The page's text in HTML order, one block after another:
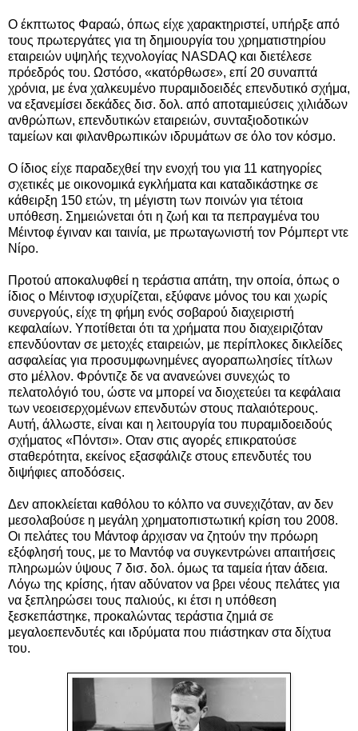
Ο έκπτωτος Φαραώ, όπως είχε χαρακτηριστεί, υπήρξε από
τους πρωτεργάτες για τη δημιουργία του χρηματιστηρίου
εταιρειών υψηλής τεχνολογίας NASDAQ και διετέλεσε
πρόεδρός του. Ωστόσο, «κατόρθωσε», επί 20 συναπτά
χρόνια, με ένα χαλκευμένο πυραμιδοειδές επενδυτικό σχήμα,
να εξανεμίσει δεκάδες δισ. δολ. από αποταμιεύσεις χιλιάδων
ανθρώπων, επενδυτικών εταιρειών, συνταξιοδοτικών
ταμείων και φιλανθρωπικών ιδρυμάτων σε όλο τον κόσμο.
Ο ίδιος είχε παραδεχθεί την ενοχή του για 11 κατηγορίες
σχετικές με οικονομικά εγκλήματα και καταδικάστηκε σε
κάθειρξη 150 ετών, τη μέγιστη των ποινών για τέτοια
υπόθεση. Σημειώνεται ότι η ζωή και τα πεπραγμένα του
Μέιντοφ έγιναν και ταινία, με πρωταγωνιστή τον Ρόμπερτ ντε
Νίρο.
Προτού αποκαλυφθεί η τεράστια απάτη, την οποία, όπως ο
ίδιος ο Μέιντοφ ισχυρίζεται, εξύφανε μόνος του και χωρίς
συνεργούς, είχε τη φήμη ενός σοβαρού διαχειριστή
κεφαλαίων. Υποτίθεται ότι τα χρήματα που διαχειριζόταν
επενδύονταν σε μετοχές εταιρειών, με περίπλοκες δικλείδες
ασφαλείας για προσυμφωνημένες αγοραπωλησίες τίτλων
στο μέλλον. Φρόντιζε δε να ανανεώνει συνεχώς το
πελατολόγιό του, ώστε να μπορεί να διοχετεύει τα κεφάλαια
των νεοεισερχομένων επενδυτών στους παλαιότερους.
Αυτή, άλλωστε, είναι και η λειτουργία του πυραμιδοειδούς
σχήματος «Πόντσι». Οταν στις αγορές επικρατούσε
σταθερότητα, εκείνος εξασφάλιζε στους επενδυτές του
διψήφιες αποδόσεις.
Δεν αποκλείεται καθόλου το κόλπο να συνεχιζόταν, αν δεν
μεσολαβούσε η μεγάλη χρηματοπιστωτική κρίση του 2008.
Οι πελάτες του Μάντοφ άρχισαν να ζητούν την πρόωρη
εξόφλησή τους, με το Μαντόφ να συγκεντρώνει απαιτήσεις
πληρωμών ύψους 7 δισ. δολ. όμως τα ταμεία ήταν άδεια.
Λόγω της κρίσης, ήταν αδύνατον να βρει νέους πελάτες για
να ξεπληρώσει τους παλιούς, κι έτσι η υπόθεση
ξεσκεπάστηκε, προκαλώντας τεράστια ζημιά σε
μεγαλοεπενδυτές και ιδρύματα που πιάστηκαν στα δίχτυα
του.